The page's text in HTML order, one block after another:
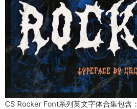
CS Rocker Font系列英文字体合集包含：